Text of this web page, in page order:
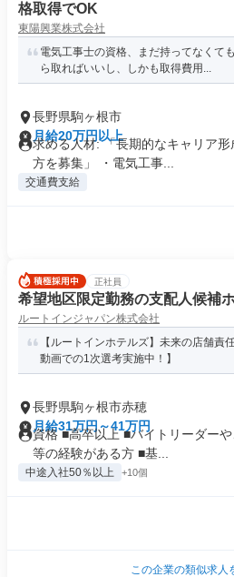
格取得でOK
東陽興業株式会社
電気工事士の資格、まだ持ってなくて
ら取ればいいし、しかも取得費用...
長野県駒ヶ根市
月給20万円以上
求める人材: 「長期的なキャリア
方を募集」 ・電気工事...
交通費支給
正社員
希望地区限定勤務の支配人候補
ルートインジャパン株式会社
【ルートインホテルズ】未来の店舗責
動画での1次選考実施中！】
長野県駒ヶ根市赤穂
月給31万円～41万円
資格 ■高卒以上 ■バイトリーダー
等の経験がある方 ■基...
中途入社50％以上 +10個
この企業の類似求人